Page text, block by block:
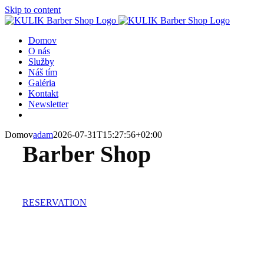
Skip to content
Domov
O nás
Služby
Náš tím
Galéria
Kontakt
Newsletter
Domovadam2026-07-31T15:27:56+02:00
Barber Shop
RESERVATION